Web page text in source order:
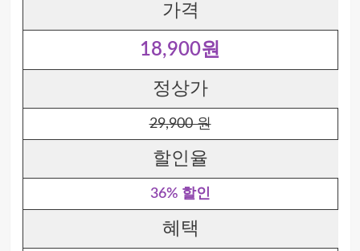
가격
18,900원
정상가
29,900 원
할인율
36% 할인
혜택